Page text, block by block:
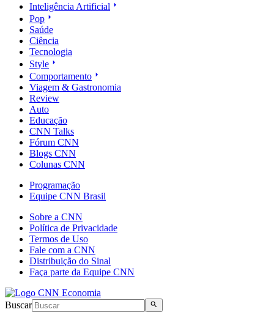
Inteligência Artificial
Pop
Saúde
Ciência
Tecnologia
Style
Comportamento
Viagem & Gastronomia
Review
Auto
Educação
CNN Talks
Fórum CNN
Blogs CNN
Colunas CNN
Programação
Equipe CNN Brasil
Sobre a CNN
Política de Privacidade
Termos de Uso
Fale com a CNN
Distribuição do Sinal
Faça parte da Equipe CNN
Buscar